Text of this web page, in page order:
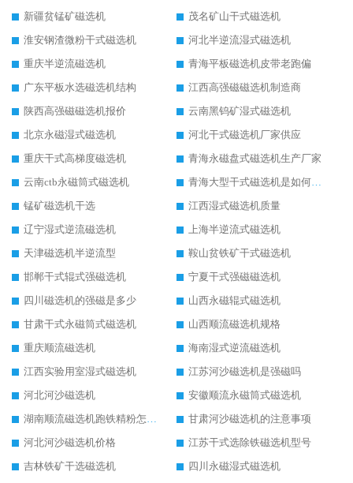
新疆贫锰矿磁选机
茂名矿山干式磁选机
淮安钢渣微粉干式磁选机
河北半逆流湿式磁选机
重庆半逆流磁选机
青海平板磁选机皮带老跑偏
广东平板水选磁选机结构
江西高强磁磁选机制造商
陕西高强磁磁选机报价
云南黑钨矿湿式磁选机
北京永磁湿式磁选机
河北干式磁选机厂家供应
重庆干式高梯度磁选机
青海永磁盘式磁选机生产厂家
云南ctb永磁筒式磁选机
青海大型干式磁选机是如何选矿的
锰矿磁选机干选
江西湿式磁选机质量
辽宁湿式逆流磁选机
上海半逆流式磁选机
天津磁选机半逆流型
鞍山贫铁矿干式磁选机
邯郸干式辊式强磁选机
宁夏干式强磁磁选机
四川磁选机的强磁是多少
山西永磁辊式磁选机
甘肃干式永磁筒式磁选机
山西顺流磁选机规格
重庆顺流磁选机
海南湿式逆流磁选机
江西实验用室湿式磁选机
江苏河沙磁选机是强磁吗
河北河沙磁选机
安徽顺流永磁筒式磁选机
湖南顺流磁选机跑铁精粉怎么处理
甘肃河沙磁选机的注意事项
河北河沙磁选机价格
江苏干式选除铁磁选机型号
吉林铁矿干选磁选机
四川永磁湿式磁选机